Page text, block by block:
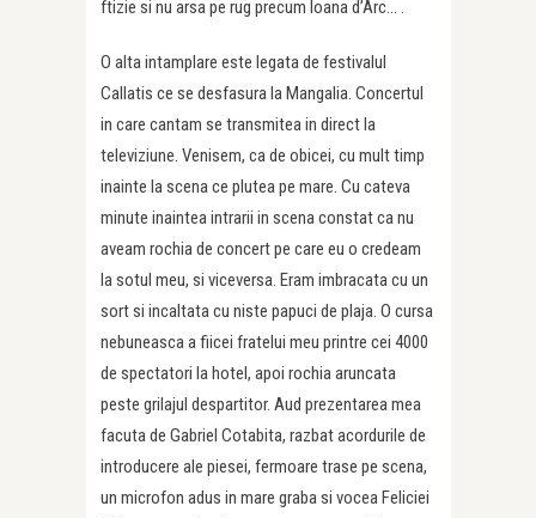
ftizie si nu arsa pe rug precum Ioana d’Arc… .
O alta intamplare este legata de festivalul
Callatis ce se desfasura la Mangalia. Concertul
in care cantam se transmitea in direct la
televiziune. Venisem, ca de obicei, cu mult timp
inainte la scena ce plutea pe mare. Cu cateva
minute inaintea intrarii in scena constat ca nu
aveam rochia de concert pe care eu o credeam
la sotul meu, si viceversa. Eram imbracata cu un
sort si incaltata cu niste papuci de plaja. O cursa
nebuneasca a fiicei fratelui meu printre cei 4000
de spectatori la hotel, apoi rochia aruncata
peste grilajul despartitor. Aud prezentarea mea
facuta de Gabriel Cotabita, razbat acordurile de
introducere ale piesei, fermoare trase pe scena,
un microfon adus in mare graba si vocea Feliciei